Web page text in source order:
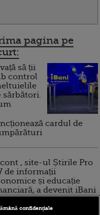
pagina pe
să ții
control
sărbători.
cardul de
, site-ul Știrile Pro
de informații
și educație
a devenit iBani
confidențiale